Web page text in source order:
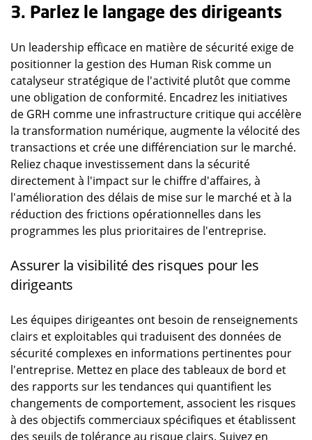
3. Parlez le langage des dirigeants
Un leadership efficace en matière de sécurité exige de
positionner la gestion des Human Risk comme un
catalyseur stratégique de l'activité plutôt que comme
une obligation de conformité. Encadrez les initiatives
de GRH comme une infrastructure critique qui accélère
la transformation numérique, augmente la vélocité des
transactions et crée une différenciation sur le marché.
Reliez chaque investissement dans la sécurité
directement à l'impact sur le chiffre d'affaires, à
l'amélioration des délais de mise sur le marché et à la
réduction des frictions opérationnelles dans les
programmes les plus prioritaires de l'entreprise.
Assurer la visibilité des risques pour les
dirigeants
Les équipes dirigeantes ont besoin de renseignements
clairs et exploitables qui traduisent des données de
sécurité complexes en informations pertinentes pour
l'entreprise. Mettez en place des tableaux de bord et
des rapports sur les tendances qui quantifient les
changements de comportement, associent les risques
à des objectifs commerciaux spécifiques et établissent
des seuils de tolérance au risque clairs. Suivez en